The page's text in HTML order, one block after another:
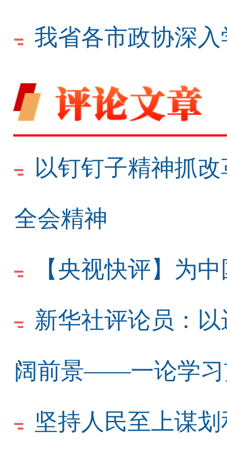
我省各市政协深
以钉钉子精神抓
全会精神
【央视快评】为
新华社评论员：
阔前景——一论学习
坚持人民至上谋